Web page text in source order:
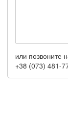
или позвоните
+38 (073) 481-